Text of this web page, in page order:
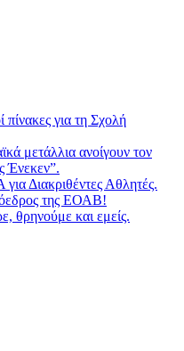
για τη Σχολή
μετάλλια ανοίγουν τον
Ένεκεν”.
Διακριθέντες Αθλητές.
της ΕΟΑΒ!
θρηνούμε και εμείς.